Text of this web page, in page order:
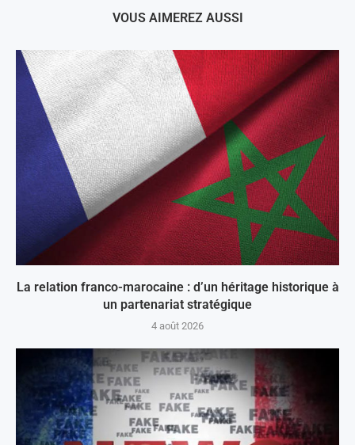
VOUS AIMEREZ AUSSI
La relation franco-marocaine : d’un héritage historique à
un partenariat stratégique
4 août 2026